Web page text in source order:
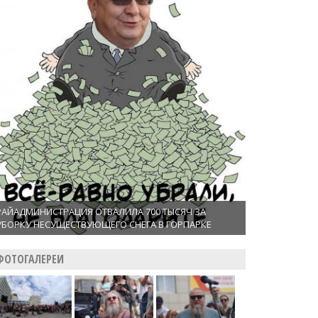
ОТВАЛИЛА 700 ТЫСЯЧ ЗА
НЕСУЩЕСТВУЮЩЕГО СНЕГА В ГОРПАРКЕ